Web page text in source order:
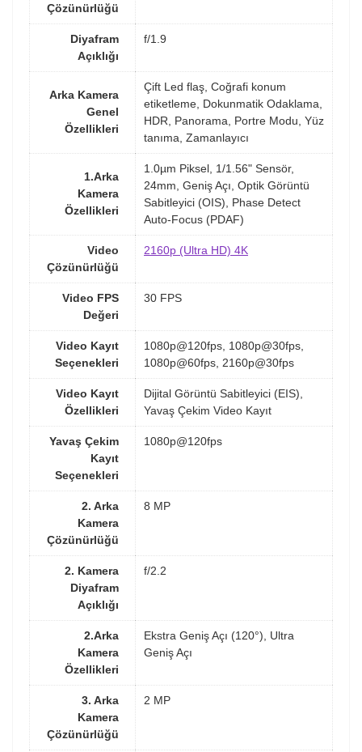
Çözünürlüğü
Diyafram
Açıklığı
f/1.9
Arka Kamera
Genel
Özellikleri
Çift Led flaş, Coğrafi konum
etiketleme, Dokunmatik Odaklama,
HDR, Panorama, Portre Modu, Yüz
tanıma, Zamanlayıcı
1.Arka
Kamera
Özellikleri
1.0µm Piksel, 1/1.56" Sensör,
24mm, Geniş Açı, Optik Görüntü
Sabitleyici (OIS), Phase Detect
Auto-Focus (PDAF)
Video
Çözünürlüğü
2160p (Ultra HD) 4K
Video FPS
Değeri
30 FPS
Video Kayıt
Seçenekleri
1080p@120fps, 1080p@30fps,
1080p@60fps, 2160p@30fps
Video Kayıt
Özellikleri
Dijital Görüntü Sabitleyici (EIS),
Yavaş Çekim Video Kayıt
Yavaş Çekim
Kayıt
Seçenekleri
1080p@120fps
2. Arka
Kamera
Çözünürlüğü
8 MP
2. Kamera
Diyafram
Açıklığı
f/2.2
2.Arka
Kamera
Özellikleri
Ekstra Geniş Açı (120°), Ultra
Geniş Açı
3. Arka
Kamera
Çözünürlüğü
2 MP